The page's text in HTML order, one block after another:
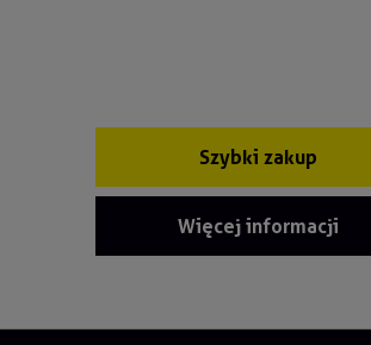
Szybki zakup
Więcej informacji